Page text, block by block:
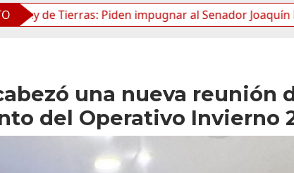
Piden impugnar al Senador Joaquín Benegas
una nueva reunión
del Operativo Invierno